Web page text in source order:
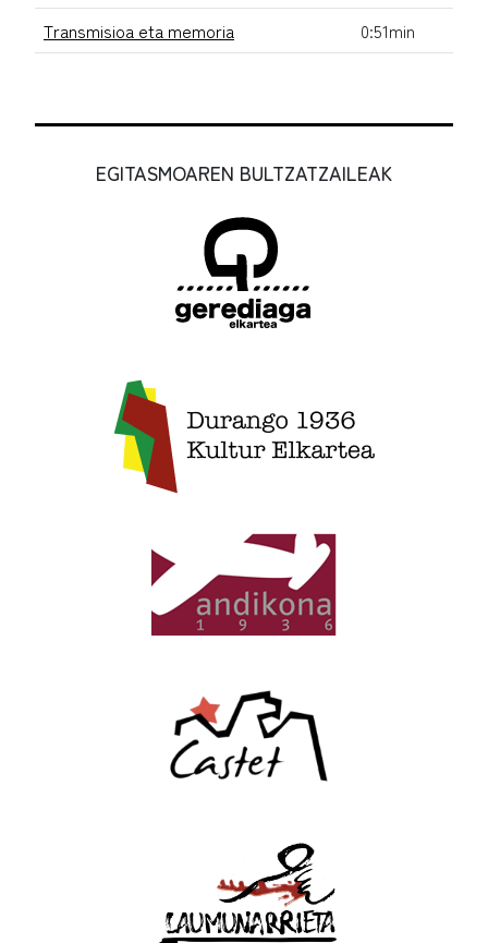
Transmisioa eta memoria
0:51min
EGITASMOAREN BULTZATZAILEAK